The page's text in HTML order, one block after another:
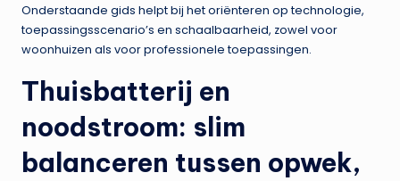
Onderstaande gids helpt bij het oriënteren op technologie,
toepassingsscenario’s en schaalbaarheid, zowel voor
woonhuizen als voor professionele toepassingen.
Thuisbatterij en
noodstroom: slim
balanceren tussen opwek,